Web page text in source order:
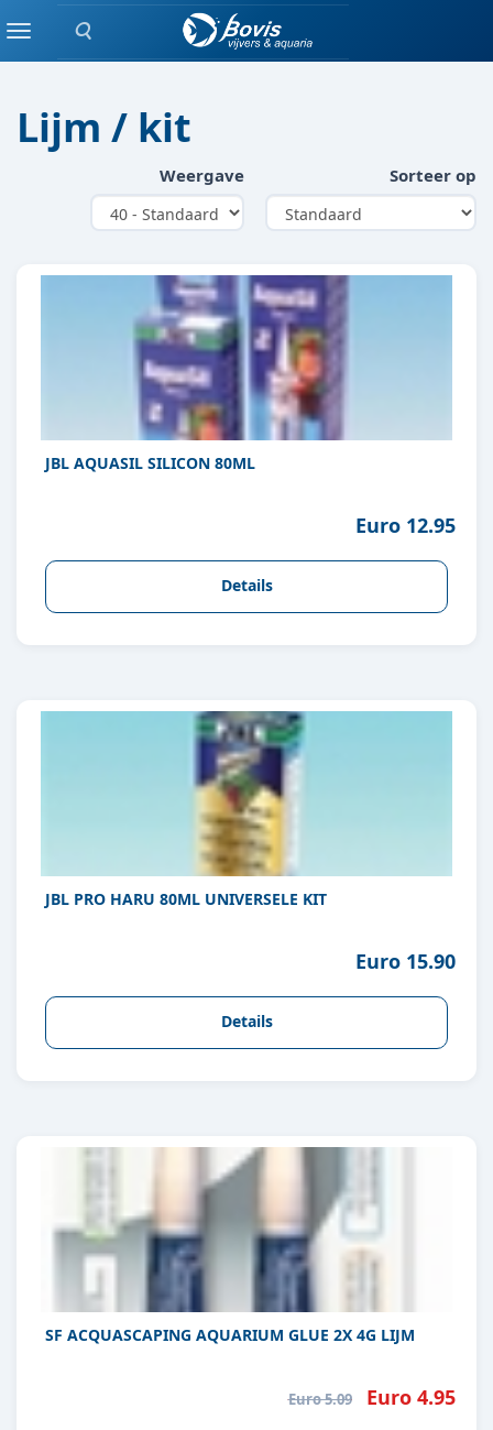
Zoeken
MenuACHTERWAND
Lijm / kit
Weergave Sorteer op
JBL AQUASIL SILICON 80ML
Euro 12.95
Details
JBL PRO HARU 80ML UNIVERSELE KIT
Euro 15.90
Details
SF ACQUASCAPING AQUARIUM GLUE 2X 4G LIJM
Euro 5.09 Euro 4.95